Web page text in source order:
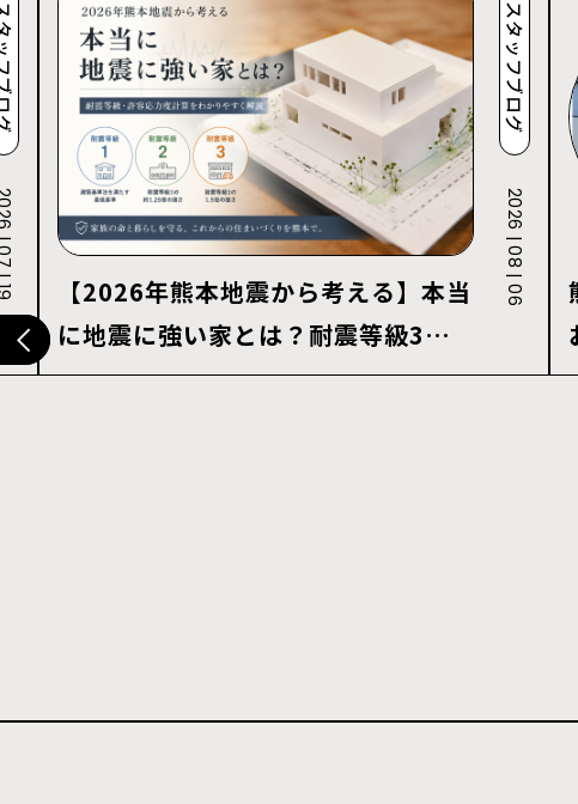
ログ
| 19
【2026年熊本地震から考える】本当
に地震に強い家とは？耐震等級3・
許容応力度計算を解説
スタッフブログ
2026 | 08 | 06